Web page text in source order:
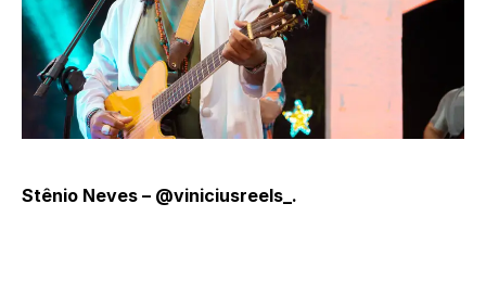
Stênio Neves – @viniciusreels_.